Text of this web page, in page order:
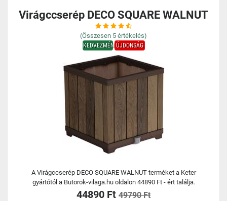
Virágccserép DECO SQUARE WALNUT
(Összesen 5 értékelés)
KEDVEZMÉNYÚJDONSÁG
A Virágccserép DECO SQUARE WALNUT terméket a Keter
gyártótól a Butorok-vilaga.hu oldalon 44890 Ft - ért találja.
44890 Ft 49790 Ft